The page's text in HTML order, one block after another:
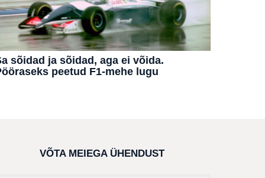
sõidad ja sõidad, aga ei võida.
peetud F1-mehe lugu
VÕTA MEIEGA ÜHENDUST